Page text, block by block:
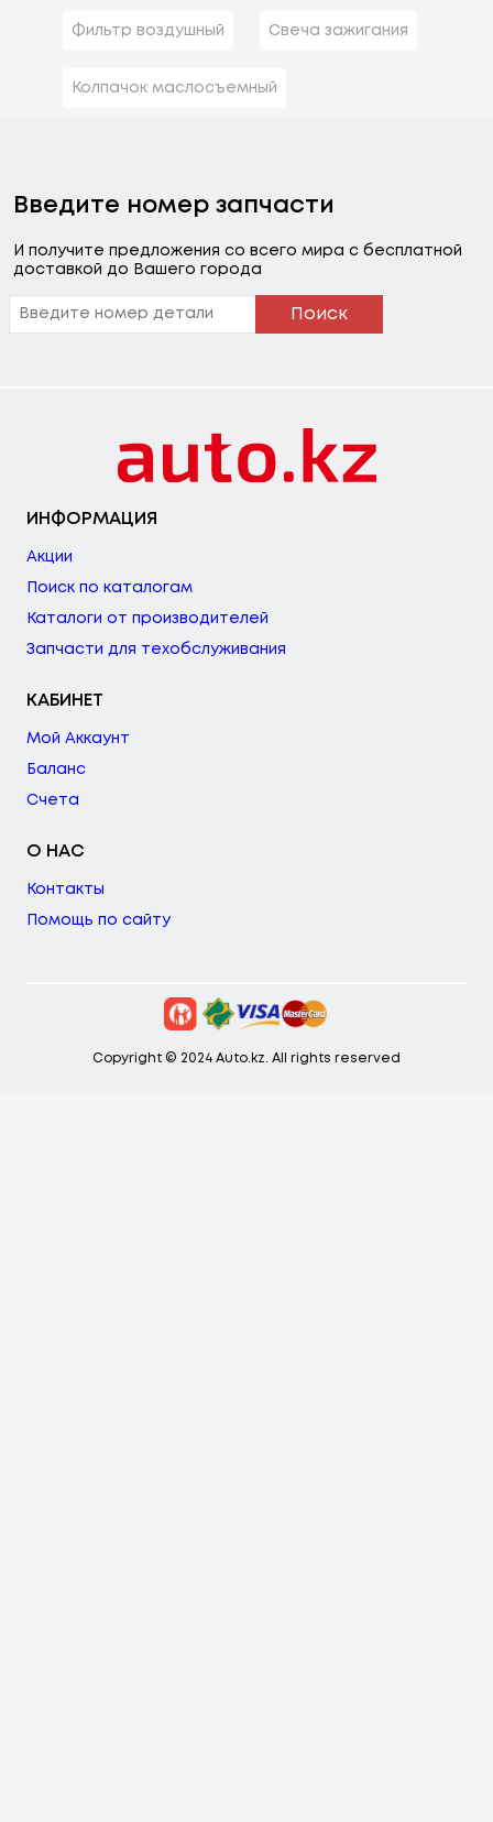
Фильтр воздушный Свеча зажигания
Колпачок маслосъемный
Введите номер запчасти
И получите предложения со всего мира с бесплатной
доставкой до Вашего города
Поиск
ИНФОРМАЦИЯ
Акции
Поиск по каталогам
Каталоги от производителей
Запчасти для техобслуживания
КАБИНЕТ
Мой Аккаунт
Баланс
Счета
О НАС
Контакты
Помощь по сайту
Copyright © 2024 Auto.kz. All rights reserved